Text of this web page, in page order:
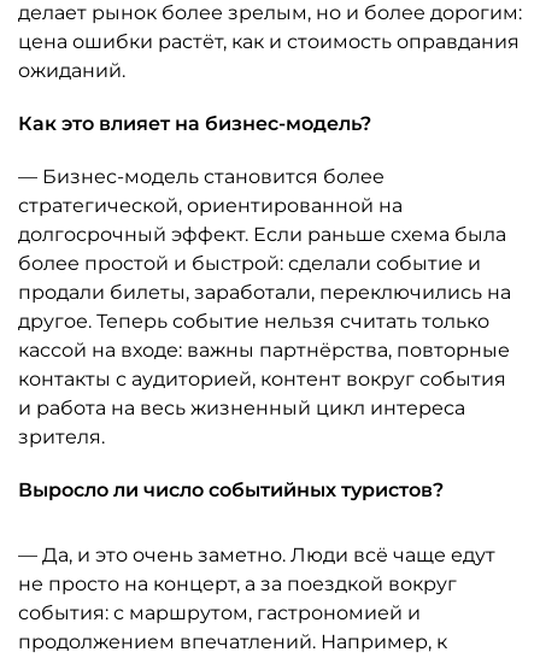
делает рынок более зрелым, но и более дорогим:
цена ошибки растёт, как и стоимость оправдания
ожиданий.
Как это влияет на бизнес-модель?
— Бизнес-модель становится более
стратегической, ориентированной на
долгосрочный эффект. Если раньше схема была
более простой и быстрой: сделали событие и
продали билеты, заработали, переключились на
другое. Теперь событие нельзя считать только
кассой на входе: важны партнёрства, повторные
контакты с аудиторией, контент вокруг события
и работа на весь жизненный цикл интереса
зрителя.
Выросло ли число событийных туристов?
— Да, и это очень заметно. Люди всё чаще едут
не просто на концерт, а за поездкой вокруг
события: с маршрутом, гастрономией и
продолжением впечатлений. Например, к